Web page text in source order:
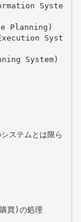
Syste
Planning)
Syst
System)
ステムとは限ら
買)の処理